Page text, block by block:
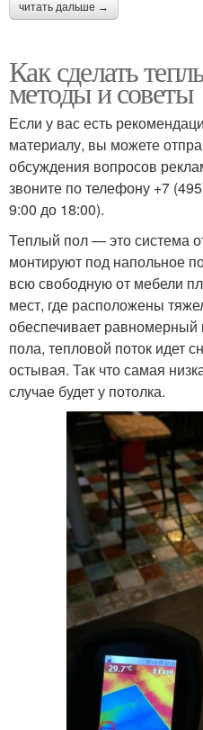
читать дальше →
Как сделать
методы и советы
Если у вас есть
материалу, вы можете
обсуждения вопросов
звоните по телефону +7
9:00 до 18:00).
Теплый пол — это система
монтируют под напольное
всю свободную от мебели
мест, где расположены
обеспечивает равномерный
пола, тепловой поток идет
остывая. Так что самая
случае будет у потолка.